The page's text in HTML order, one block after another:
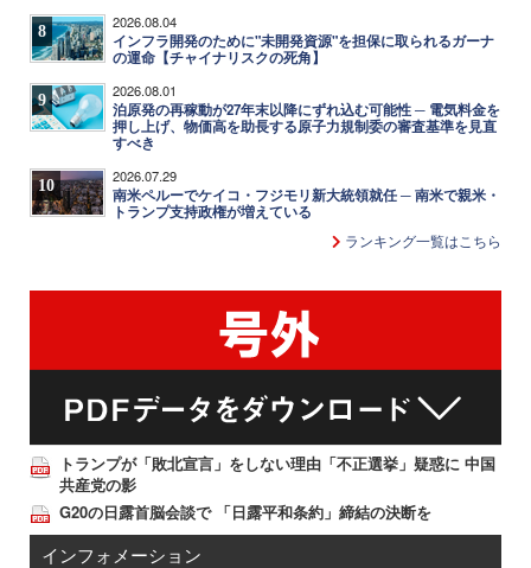
8 2026.08.04
インフラ開発のために"未開発資源"を担保に取られるガーナ
の運命【チャイナリスクの死角】
9 2026.08.01
泊原発の再稼動が27年末以降にずれ込む可能性 ─ 電気料金を
押し上げ、物価高を助長する原子力規制委の審査基準を見直
すべき
10 2026.07.29
南米ペルーでケイコ・フジモリ新大統領就任 ─ 南米で親米・
トランプ支持政権が増えている
ランキング一覧はこちら
トランプが「敗北宣言」をしない理由「不正選挙」疑惑に 中国
共産党の影
G20の日露首脳会談で 「日露平和条約」締結の決断を
インフォメーション